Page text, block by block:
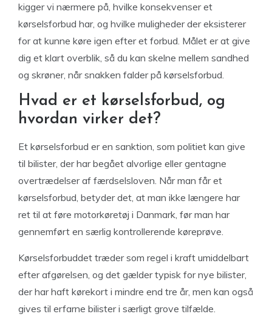
kigger vi nærmere på, hvilke konsekvenser et
kørselsforbud har, og hvilke muligheder der eksisterer
for at kunne køre igen efter et forbud. Målet er at give
dig et klart overblik, så du kan skelne mellem sandhed
og skrøner, når snakken falder på kørselsforbud.
Hvad er et kørselsforbud, og
hvordan virker det?
Et kørselsforbud er en sanktion, som politiet kan give
til bilister, der har begået alvorlige eller gentagne
overtrædelser af færdselsloven. Når man får et
kørselsforbud, betyder det, at man ikke længere har
ret til at føre motorkøretøj i Danmark, før man har
gennemført en særlig kontrollerende køreprøve.
Kørselsforbuddet træder som regel i kraft umiddelbart
efter afgørelsen, og det gælder typisk for nye bilister,
der har haft kørekort i mindre end tre år, men kan også
gives til erfarne bilister i særligt grove tilfælde.